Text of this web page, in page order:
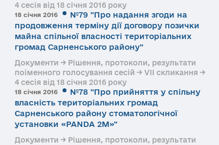
4 сесія від 18 січня 2016 року
18 січня 2016
№79 "Про надання згоди на
продовження терміну дії договору позички
майна спільної власності територіальних
громад Сарненського району"
Документи → Рішення, протоколи, результати
поіменного голосування сесій → VII скликання →
4 сесія від 18 січня 2016 року
18 січня 2016
№78 "Про прийняття у спільну
власність територіальних громад
Сарненського району стоматологічної
установки «PANDA 2M»"
Документи → Рішення, протоколи, результати